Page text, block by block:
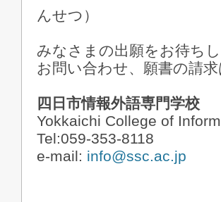
んせつ）
みなさまの出願をお待ちし
お問い合わせ、願書の請
四日市情報外語専門学校
Yokkaichi College of
Tel:059-353-8118
e-mail: info@ssc.ac.jp